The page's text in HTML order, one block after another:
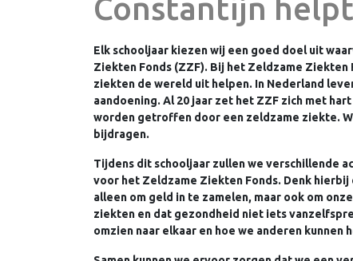
Constantijn
Elk schooljaar kiezen wij een goed doel uit
Ziekten Fonds (ZZF). Bij het Zeldzame
ziekten de wereld uit helpen. In Nederland
aandoening. Al 20 jaar zet het ZZF zich met
worden getroffen door een zeldzame ziekte.
bijdragen.
Tijdens dit schooljaar zullen we verschillende
voor het Zeldzame Ziekten Fonds. Denk
alleen om geld in te zamelen, maar ook om
ziekten en dat gezondheid niet iets
omzien naar elkaar en hoe we anderen kunnen